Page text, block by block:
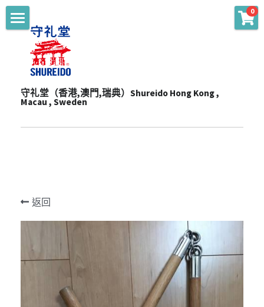
守礼堂（香港,澳門,瑞典）Shureido Hong Kong ,
Macau , Sweden
0
主頁 Main
起源 Story
服務 Services
影片頻道 Youtube Channel
空手衣 (最暢銷系列) Best Selling Gi
空手衣 (訓練用) Training Gi
色帶 Obi
個性化 Personalize
空手道訓練營 Training Camp
網上空手道形比賽2020 E-Tournament
網上空手道形比賽暨組手挑戰賽2021 E-
Tournament
品牌合作 Brand Cooperation
最新消息 Latest News
頻道 Channel
Youtube
查詢 Enquiries
返回
WKF Approved
Karate Gi - Top
Protector
Kobudo